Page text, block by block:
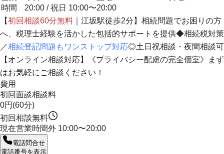
時間
20:00 / 祝日 10:00〜20:00
【初回相談60分無料 ｜江坂駅徒歩2分】相続問題でお困りの方
へ、 税理士経験を活かした包括的サポートを提供◆相続税対策
／相続登記問題もワンストップ対応◎土日祝相談・夜間相談可
【オンライン相談対応】《プライバシー配慮の完全個室》まず
はお気軽にご相談ください！
費用
初回面談相談料
0円(60分)
初回相談無料
現在営業時間外 10:00〜20:00
電話問合せ
電話番号を表示